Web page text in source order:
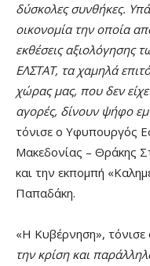
δύσκολες συνθήκες.
οικονομία την οποία
εκθέσεις αξιολόγησης
ΕΛΣΤΑΤ, τα χαμηλά
χώρας μας, που δεν
αγορές, δίνουν ψήφο
τόνισε ο Υφυπουργός
Μακεδονίας – Θράκης
και την εκπομπή
Παπαδάκη.
«Η Κυβέρνηση»,
την κρίση και